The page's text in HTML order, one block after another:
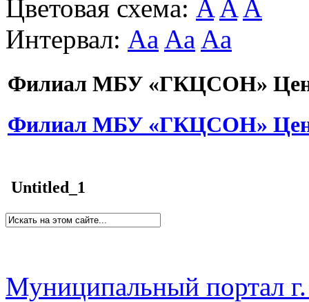
Цветовая схема: A A A
Интервал: Aa Aa Aa
Филиал МБУ «ГКЦСОН»
Филиал МБУ «ГКЦСОН»
Untitled_1
Муниципальный портал